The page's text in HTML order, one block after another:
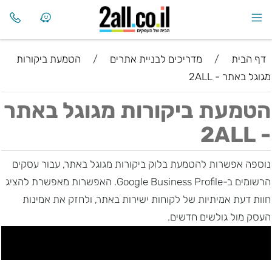
דף הבית / מדריכים לבניית אתרים /
הטמעת ביקורות
מגוגל באתר - 2ALL
הטמעת ביקורות מגוגל באתר
- 2ALL
נוספה אפשרות להטמעת בלוק ביקורות מגוגל באתר, עבור עסקים
הרשומים ב-Google Business Profile. האפשרות מאפשרת להציג
חוות דעת אמיתיות של לקוחות ישירות באתר, ולחזק את אמינות
העסק מול גולשים חדשים.